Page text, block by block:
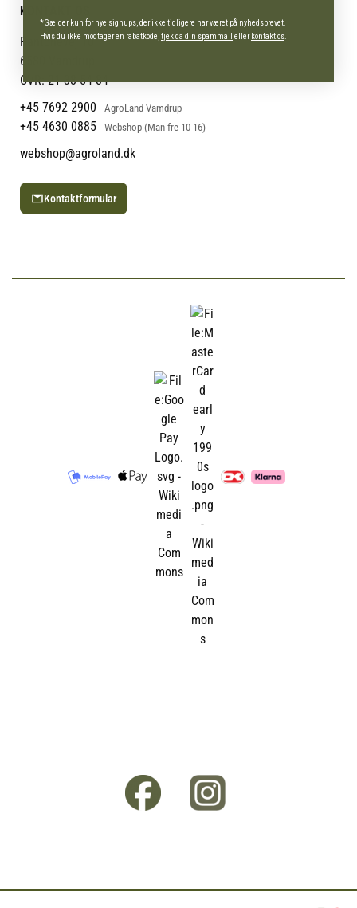
Cookies
Returportal
Om os
Om Vestjyllands Andel
Blog
Ofte stillede spørgsmål
Administrer min konto
Min Konto
KONTAKT OS
Pantonevej 10
6580 Vamdrup
CVR: 21 38 54 84
+45 7692 2900
AgroLand Vamdrup
+45 4630 0885 Webshop (Man-fre 10-16)
webshop@agroland.dk
Kontaktformular
*Gælder kun for nye signups, der ikke tidligere har været på nyhedsbrevet.
Hvis du ikke modtager en rabatkode, tjek da din spammail ellerkontakt os